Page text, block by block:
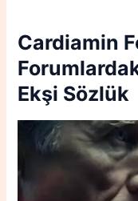
Cardiamin
Ekşi Sözlük